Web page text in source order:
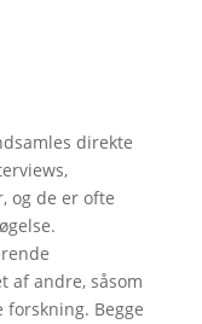
direkte
og de er ofte
af andre, såsom
Begge